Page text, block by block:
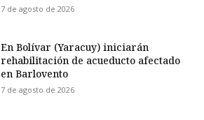
7 de agosto de 2026
En Bolívar (Yaracuy) iniciarán
rehabilitación de acueducto afectado
en Barlovento
7 de agosto de 2026